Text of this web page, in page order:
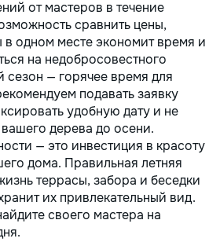
от мастеров в течение
сравнить цены,
одном месте экономит время и
на недобросовестного
сезон — горячее время для
подавать заявку
удобную дату и не
дерева до осени.
— это инвестиция в красоту
дома. Правильная летняя
террасы, забора и беседки
их привлекательный вид.
своего мастера на